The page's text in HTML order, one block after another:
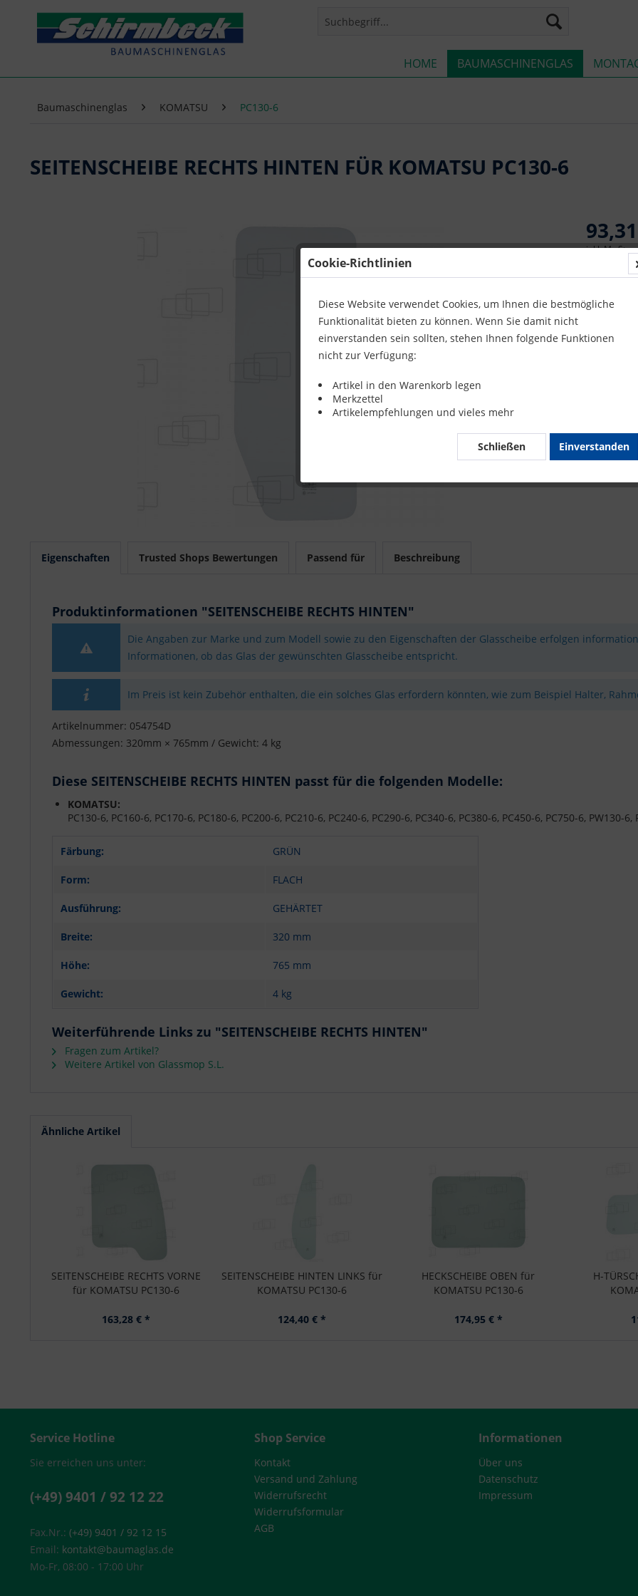
HOME BAUMASCHINENGLAS
Baumaschinenglas KOMATSU PC130-6
SEITENSCHEIBE RECHTS HINTEN FÜR KOMATSU PC130-6
inkl. MwSt.
Merken
Eigenschaften Trusted Shops Bewertungen Passend für Beschreibung
Produktinformationen "SEITENSCHEIBE RECHTS HINTEN"
Die Angaben zur Marke und zum Modell sowie zu den Eigenschaften der Glasscheibe erfolgen
Informationen, ob das Glas der gewünschten Glasscheibe entspricht.
Im Preis ist kein Zubehör enthalten, die ein solches Glas erfordern könnten, wie zum Beispiel Halter,
Artikelnummer: 054754D
Abmessungen: 320mm × 765mm / Gewicht: 4 kg
Diese SEITENSCHEIBE RECHTS HINTEN passt für die folgenden Modelle:
KOMATSU:
PC130-6, PC160-6, PC170-6, PC180-6, PC200-6, PC210-6, PC240-6, PC290-6, PC340-6, PC380-6, PC450-6, PC750-6, PW130-6,
Färbung: GRÜN
Form: FLACH
Ausführung: GEHÄRTET
Breite: 320 mm
Höhe: 765 mm
Gewicht: 4 kg
Weiterführende Links zu "SEITENSCHEIBE RECHTS HINTEN"
Fragen zum Artikel?
Weitere Artikel von Glassmop S.L.
Ähnliche Artikel
SEITENSCHEIBE RECHTS VORNE
für KOMATSU PC130-6
163,28 € *
SEITENSCHEIBE HINTEN LINKS für
KOMATSU PC130-6
124,40 € *
HECKSCHEIBE OBEN für
KOMATSU PC130-6
174,95 € *
H-
Service Hotline
Sie erreichen uns unter:
(+49) 9401 / 92 12 22
Fax.Nr.: (+49) 9401 / 92 12 15
Email: kontakt@baumaglas.de
Mo-Fr, 08:00 - 17:00 Uhr
Shop Service
Kontakt
Versand und Zahlung
Widerrufsrecht
Widerrufsformular
AGB
Informationen
Über uns
Datenschutz
Impressum
Cookie-Richtlinien
Diese Website verwendet Cookies, um Ihnen die bestmögliche
Funktionalität bieten zu können. Wenn Sie damit nicht
einverstanden sein sollten, stehen Ihnen folgende Funktionen
nicht zur Verfügung:
Artikel in den Warenkorb legen
Merkzettel
Artikelempfehlungen und vieles mehr
Einverstanden
Schließen